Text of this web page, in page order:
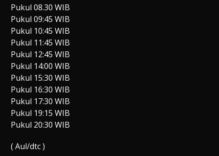
Pukul 08.30 WIB
Pukul 09:45 WIB
Pukul 10:45 WIB
Pukul 11:45 WIB
Pukul 12:45 WIB
Pukul 14:00 WIB
Pukul 15:30 WIB
Pukul 16:30 WIB
Pukul 17:30 WIB
Pukul 19:15 WIB
Pukul 20:30 WIB
( Aul/dtc )